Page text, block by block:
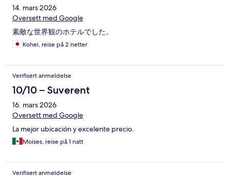
14. mars 2026
Oversett med Google
素敵な世界観のホテルでした。
Kohei, reise på 2 netter
Verifisert anmeldelse
10/10 – Suverent
16. mars 2026
Oversett med Google
La mejor ubicación y excelente precio.
Moises, reise på 1 natt
Verifisert anmeldelse